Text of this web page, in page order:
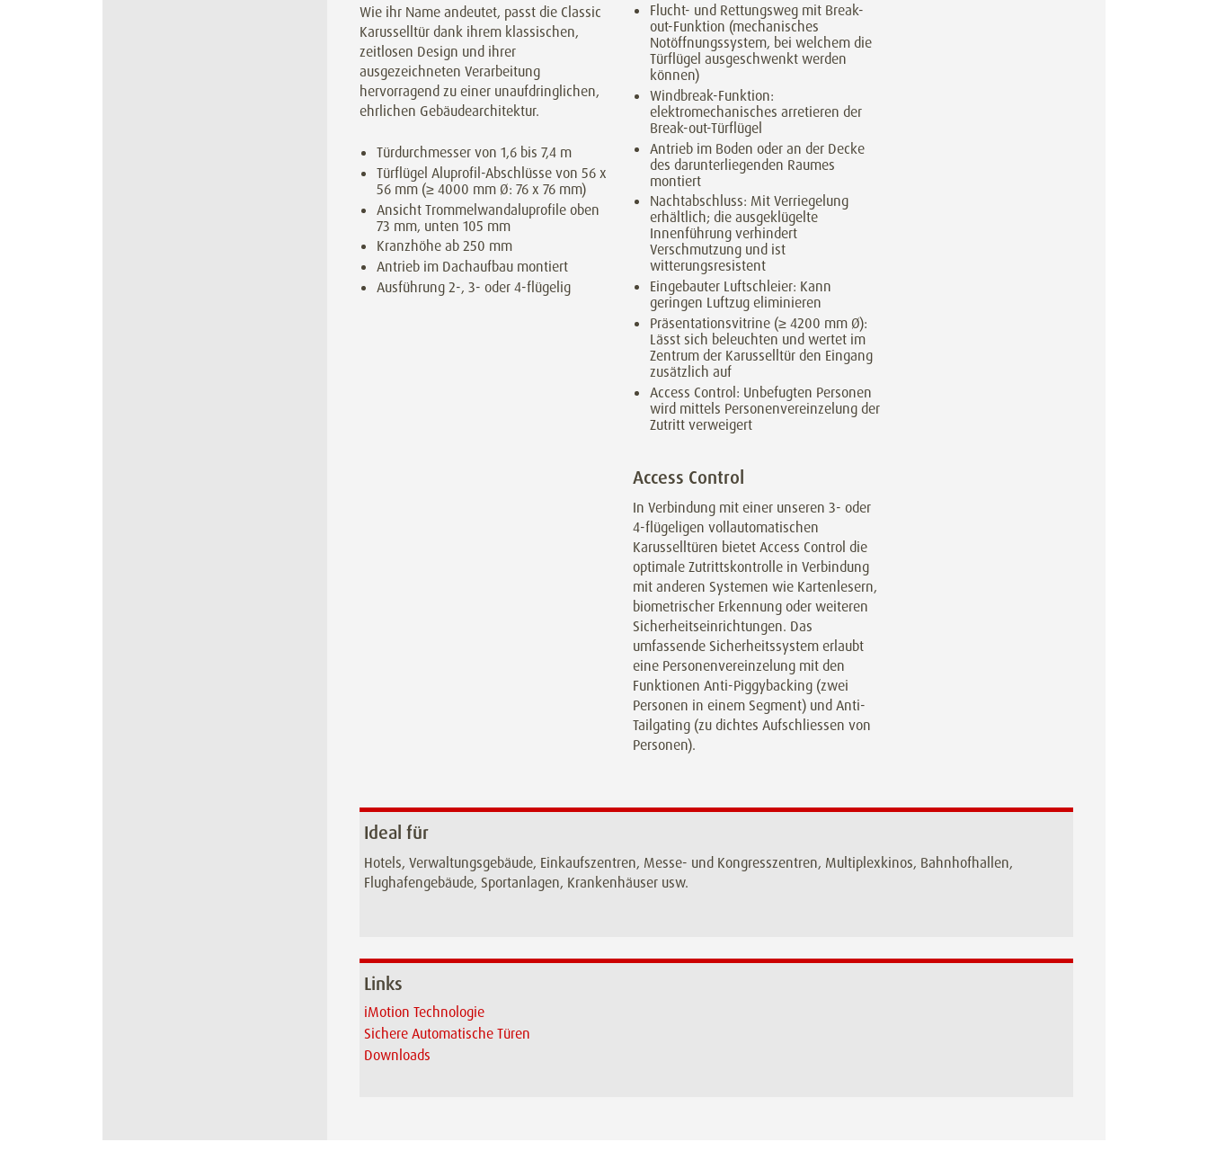
Wie ihr Name andeutet, passt die Classic
Karusselltür dank ihrem klassischen,
zeitlosen Design und ihrer
ausgezeichneten Verarbeitung
hervorragend zu einer unaufdringlichen,
ehrlichen Gebäudearchitektur.
Türdurchmesser von 1,6 bis 7,4 m
Türflügel Aluprofil-Abschlüsse von 56 x
56 mm (≥ 4000 mm Ø: 76 x 76 mm)
Ansicht Trommelwandaluprofile oben
73 mm, unten 105 mm
Kranzhöhe ab 250 mm
Antrieb im Dachaufbau montiert
Ausführung 2-, 3- oder 4-flügelig
Flucht- und Rettungsweg mit Break-
out-Funktion (mechanisches
Notöffnungssystem, bei welchem die
Türflügel ausgeschwenkt werden
können)
Windbreak-Funktion:
elektromechanisches arretieren der
Break-out-Türflügel
Antrieb im Boden oder an der Decke
des darunterliegenden Raumes
montiert
Nachtabschluss: Mit Verriegelung
erhältlich; die ausgeklügelte
Innenführung verhindert
Verschmutzung und ist
witterungsresistent
Eingebauter Luftschleier: Kann
geringen Luftzug eliminieren
Präsentationsvitrine (≥ 4200 mm Ø):
Lässt sich beleuchten und wertet im
Zentrum der Karusselltür den Eingang
zusätzlich auf
Access Control: Unbefugten Personen
wird mittels Personenvereinzelung der
Zutritt verweigert
Access Control
In Verbindung mit einer unseren 3- oder
4-flügeligen vollautomatischen
Karusselltüren bietet Access Control die
optimale Zutrittskontrolle in Verbindung
mit anderen Systemen wie Kartenlesern,
biometrischer Erkennung oder weiteren
Sicherheitseinrichtungen. Das
umfassende Sicherheitssystem erlaubt
eine Personenvereinzelung mit den
Funktionen Anti-Piggybacking (zwei
Personen in einem Segment) und Anti-
Tailgating (zu dichtes Aufschliessen von
Personen).
Ideal für
Hotels, Verwaltungsgebäude, Einkaufszentren, Messe- und Kongresszentren, Multiplexkinos, Bahnhofhallen,
Flughafengebäude, Sportanlagen, Krankenhäuser usw.
Links
iMotion Technologie
Sichere Automatische Türen
Downloads